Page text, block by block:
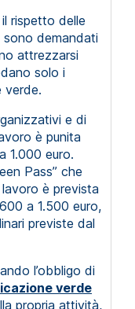
rispetto delle
sono demandati
attrezzarsi
solo i
verde.
e di
è punita
1.000 euro.
Pass” che
è prevista
a 1.500 euro,
previste dal
l’obbligo di
verde
propria attività,